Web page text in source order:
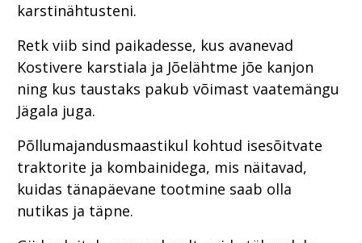
karstinähtusteni.
Retk viib sind paikadesse, kus avanevad
Kostivere karstiala ja Jõelähtme jõe kanjon
ning kus taustaks pakub võimast vaatemängu
Jägala juga.
Põllumajandusmaastikul kohtud isesõitvate
traktorite ja kombainidega, mis näitavad,
kuidas tänapäevane tootmine saab olla
nutikas ja täpne.